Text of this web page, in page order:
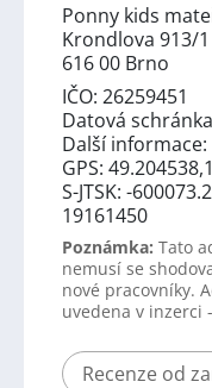
Ponny kids
Krondlova 913/1
616 00 Brno
IČO: 26259451
Datová
Další informace:
GPS:
S-JTSK: -
19161450
Poznámka: Tato
nemusí se
nové pracovníky.
uvedena v inzerci
Recenze od